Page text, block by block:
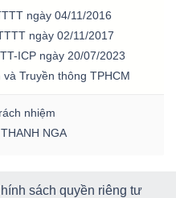
ngày 04/11/2016
ngày 02/11/2017
ICP ngày 20/07/2023
Truyền thông TPHCM
nhiệm
NGA
sách quyền riêng tư